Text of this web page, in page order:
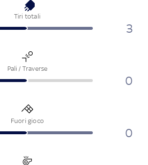
Tiri totali
3
Pali / Traverse
0
Fuori gioco
0